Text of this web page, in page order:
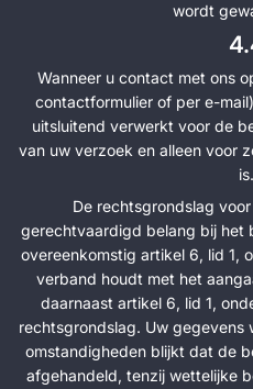
wordt
Wanneer u contact met ons
contactformulier of per e-
uitsluitend verwerkt voor de
van uw verzoek en alleen voor
is.
De rechtsgrondslag
gerechtvaardigd belang bij het
overeenkomstig artikel 6, lid 1,
verband houdt met het
daarnaast artikel 6, lid 1,
rechtsgrondslag. Uw
omstandigheden blijkt dat de
afgehandeld, tenzij wettelijke